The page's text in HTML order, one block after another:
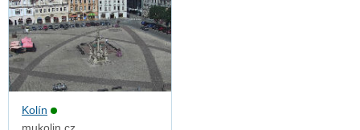
Kolín